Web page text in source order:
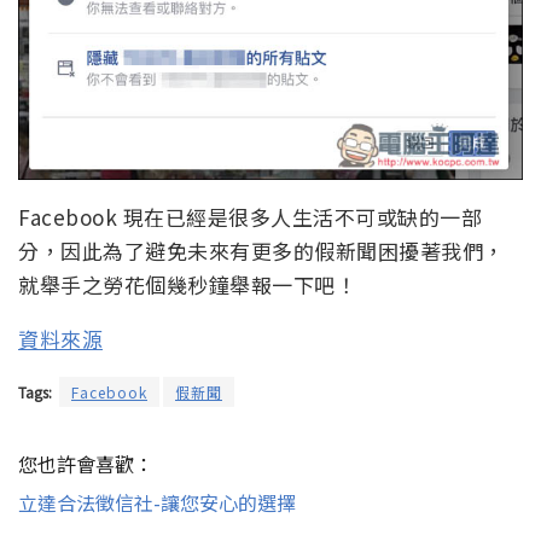
Facebook 現在已經是很多人生活不可或缺的一部
分，因此為了避免未來有更多的假新聞困擾著我們，
就舉手之勞花個幾秒鐘舉報一下吧！
資料來源
Tags: Facebook 假新聞
您也許會喜歡：
立達合法徵信社-讓您安心的選擇